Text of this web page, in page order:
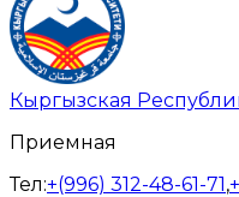
Кыргызская
Приемная
Тел:+(996) 312-48-61-71,